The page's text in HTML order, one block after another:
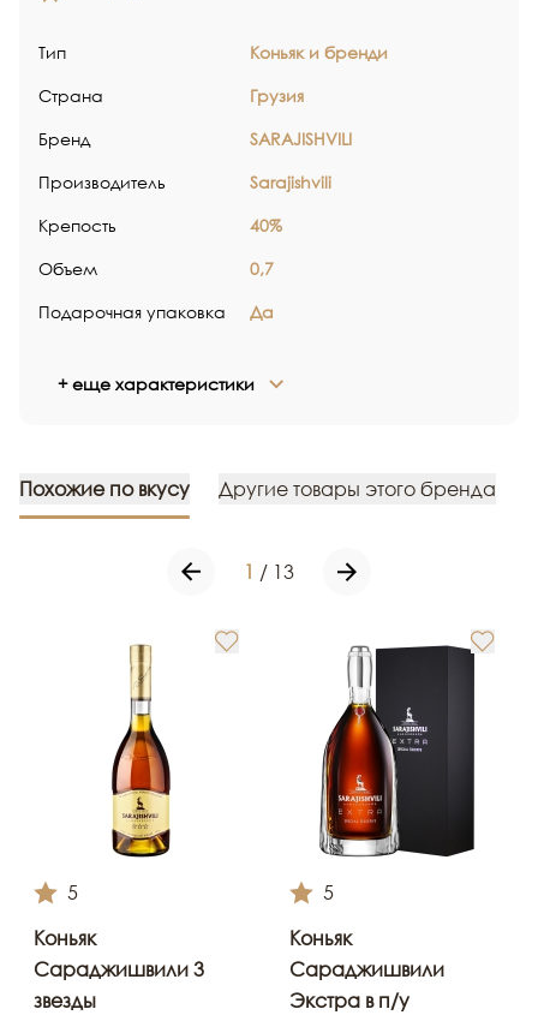
Тип Коньяк и бренди
Страна Грузия
Бренд SARAJISHVILI
Производитель Sarajishvili
Крепость 40%
Объем 0,7
Подарочная упаковка Да
+ еще характеристики
Похожие по вкусу Другие товары этого бренда
1 / 13
5
Коньяк
Сараджишвили 3
звезды
5
Коньяк
Сараджишвили
Экстра в п/у